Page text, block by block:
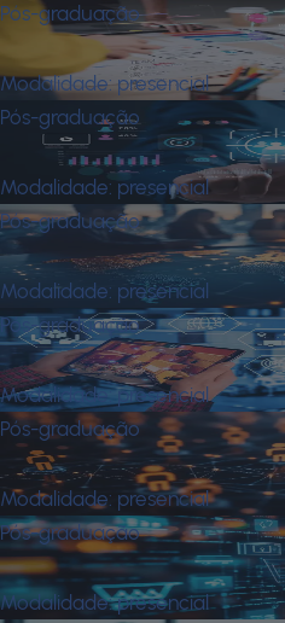
Pós-graduação
Mba em Marketing
Modalidade: presencial
Pós-graduação
Mba em Marketing
Modalidade: presencial
Pós-graduação
Mba em Negócios
Modalidade: presencial
Pós-graduação
Mba em
Modalidade: presencial
Pós-graduação
Mba em Recursos
Modalidade: presencial
Pós-graduação
Mba em Varejo
Modalidade: presencial